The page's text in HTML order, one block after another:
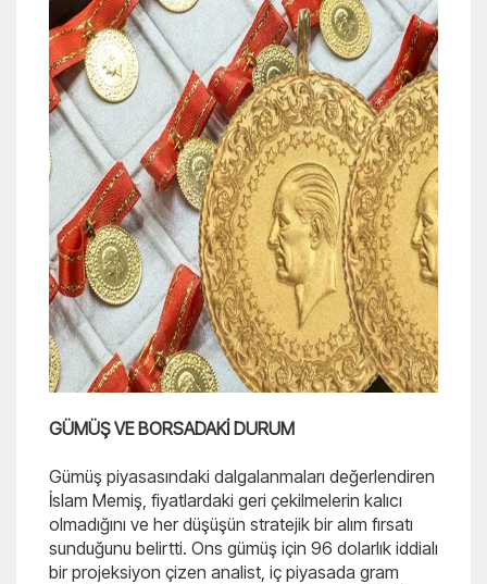
GÜMÜŞ VE BORSADAKİ DURUM
Gümüş piyasasındaki dalgalanmaları değerlendiren
İslam Memiş, fiyatlardaki geri çekilmelerin kalıcı
olmadığını ve her düşüşün stratejik bir alım fırsatı
sunduğunu belirtti. Ons gümüş için 96 dolarlık iddialı
bir projeksiyon çizen analist, iç piyasada gram